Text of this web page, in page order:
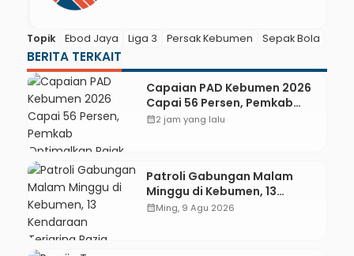
Topik Ebod Jaya Liga 3 Persak Kebumen Sepak Bola
BERITA TERKAIT
Capaian PAD Kebumen 2026
Capai 56 Persen, Pemkab
Optimalkan Pajak dan
calendar_month2 jam yang lalu
Patroli Gabungan Malam
Minggu di Kebumen, 13
Kendaraan Terjaring Razia
calendar_monthMing, 9 Agu 2026